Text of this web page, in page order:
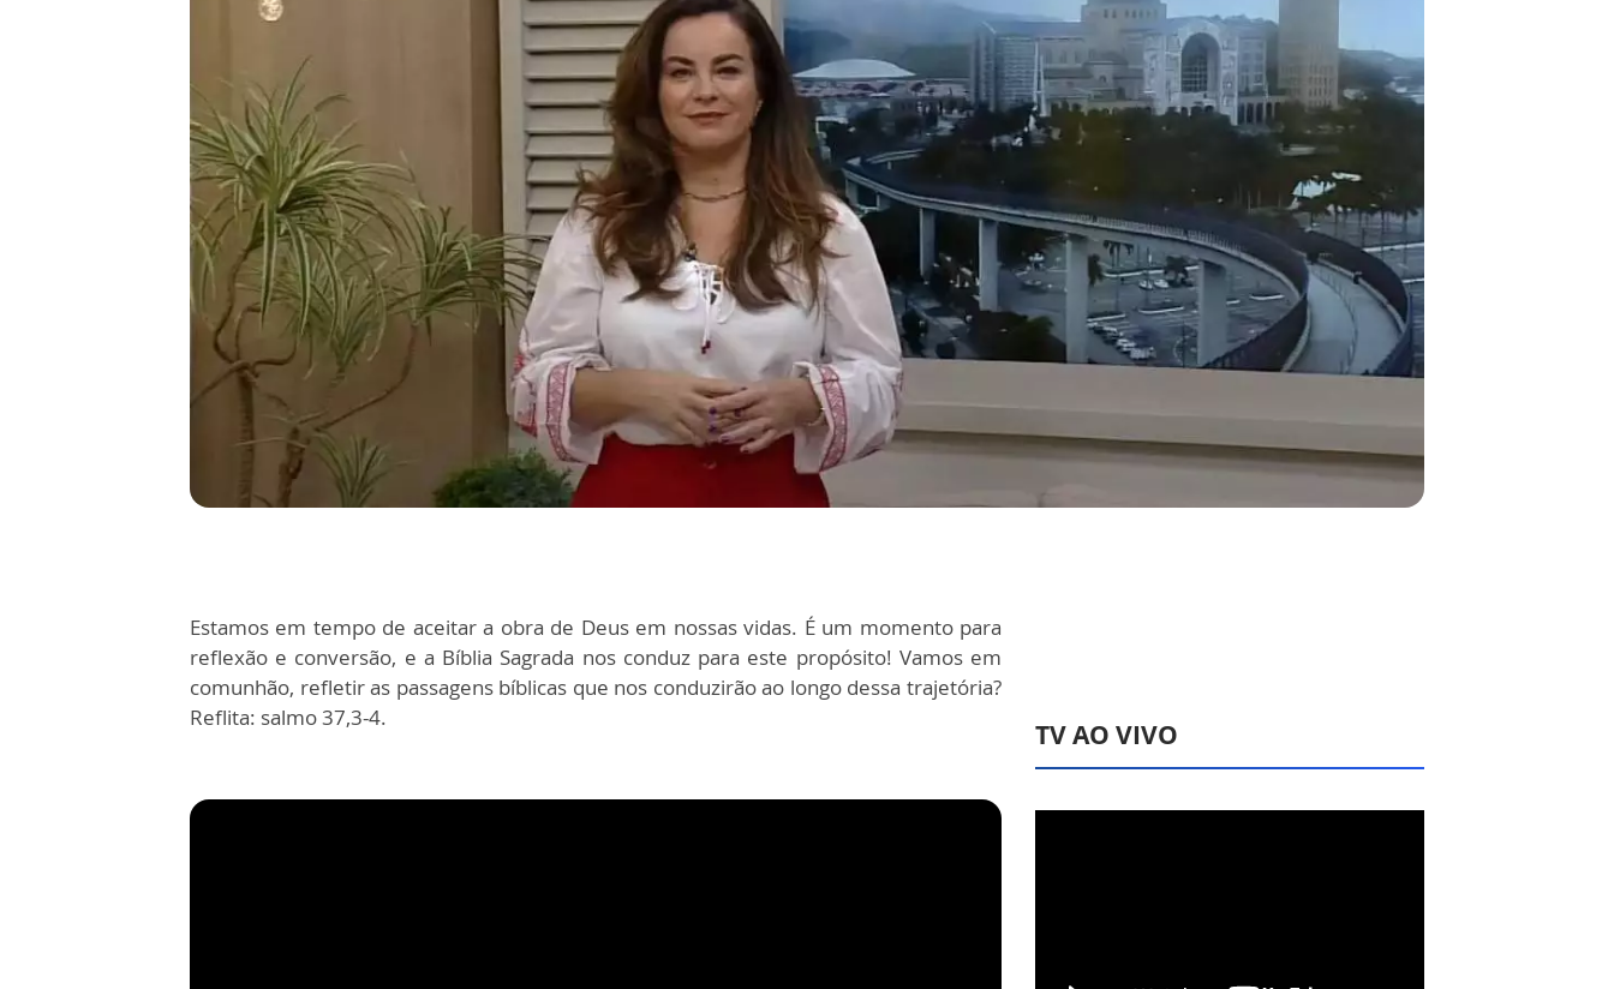
Estamos em tempo de aceitar a obra de Deus em nossas vidas. É um momento para
reflexão e conversão, e a Bíblia Sagrada nos conduz para este propósito! Vamos em
comunhão, refletir as passagens bíblicas que nos conduzirão ao longo dessa trajetória?
Reflita: salmo 37,3-4.
TV AO VIVO